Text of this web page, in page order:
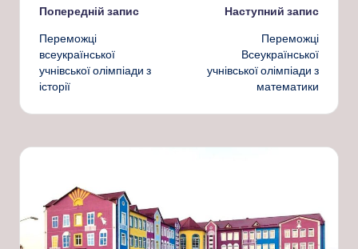
Навігація
по
запису
Попередній запис
Переможці
всеукраїнської
учнівської олімпіади з
історії
Наступний запис
Переможці
Всеукраїнської
учнівської олімпіади з
математики